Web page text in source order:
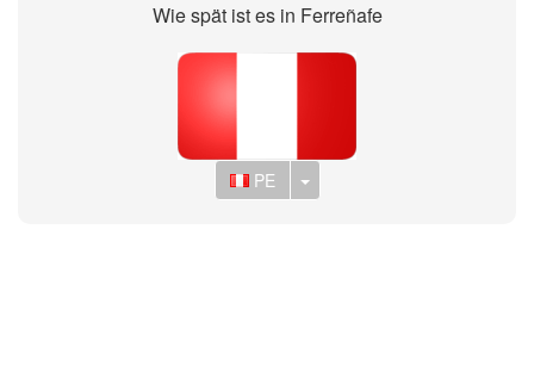
Wie spät ist es in Ferreñafe
PE Toggle Dropdown